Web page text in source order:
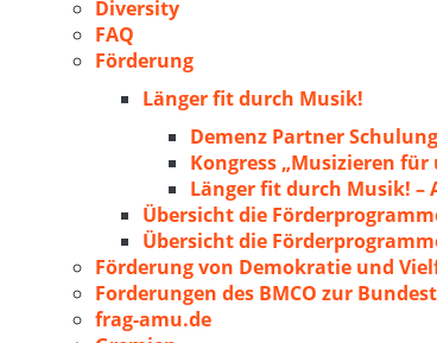
Diversity
FAQ
Förderung
Länger fit durch Musik!
Demenz Partner
Kongress „Musizieren
Länger fit durch Musik! –
Übersicht die
Übersicht die
Förderung von Demokratie und
Forderungen des BMCO zur
frag-amu.de